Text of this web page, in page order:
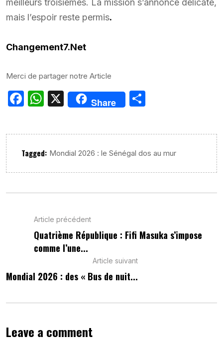
mais l’espoir reste permis.
Changement7.Net
Merci de partager notre Article
Facebook
WhatsApp
X Share
Tagged: Mondial 2026 : le Sénégal dos au mur
Article précédent
Quatrième République : Fifi Masuka s’impose
comme l’une...
Article suivant
Mondial 2026 : des « Bus de nuit...
Leave a comment